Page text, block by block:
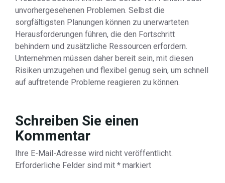
unvorhergesehenen Problemen. Selbst die
sorgfältigsten Planungen können zu unerwarteten
Herausforderungen führen, die den Fortschritt
behindern und zusätzliche Ressourcen erfordern.
Unternehmen müssen daher bereit sein, mit diesen
Risiken umzugehen und flexibel genug sein, um schnell
auf auftretende Probleme reagieren zu können.
Schreiben Sie einen
Kommentar
Ihre E-Mail-Adresse wird nicht veröffentlicht.
Erforderliche Felder sind mit * markiert